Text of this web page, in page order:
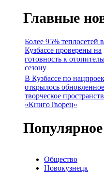
Главные
Более 95% теплосетей в
Кузбассе проверены на
готовность к
сезону
В Кузбассе по
открылось обновленное
творческое
«КнигоТворец»
Общество
Новокузнецк